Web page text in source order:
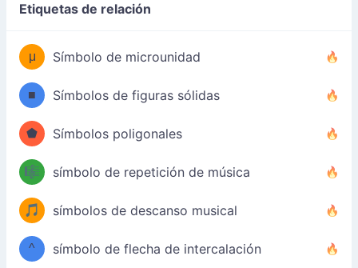
Etiquetas de relación
μ Símbolo de microunidad
■ Símbolos de figuras sólidas
⬟ Símbolos poligonales
🎼 símbolo de repetición de música
🎵 símbolos de descanso musical
^ símbolo de flecha de intercalación